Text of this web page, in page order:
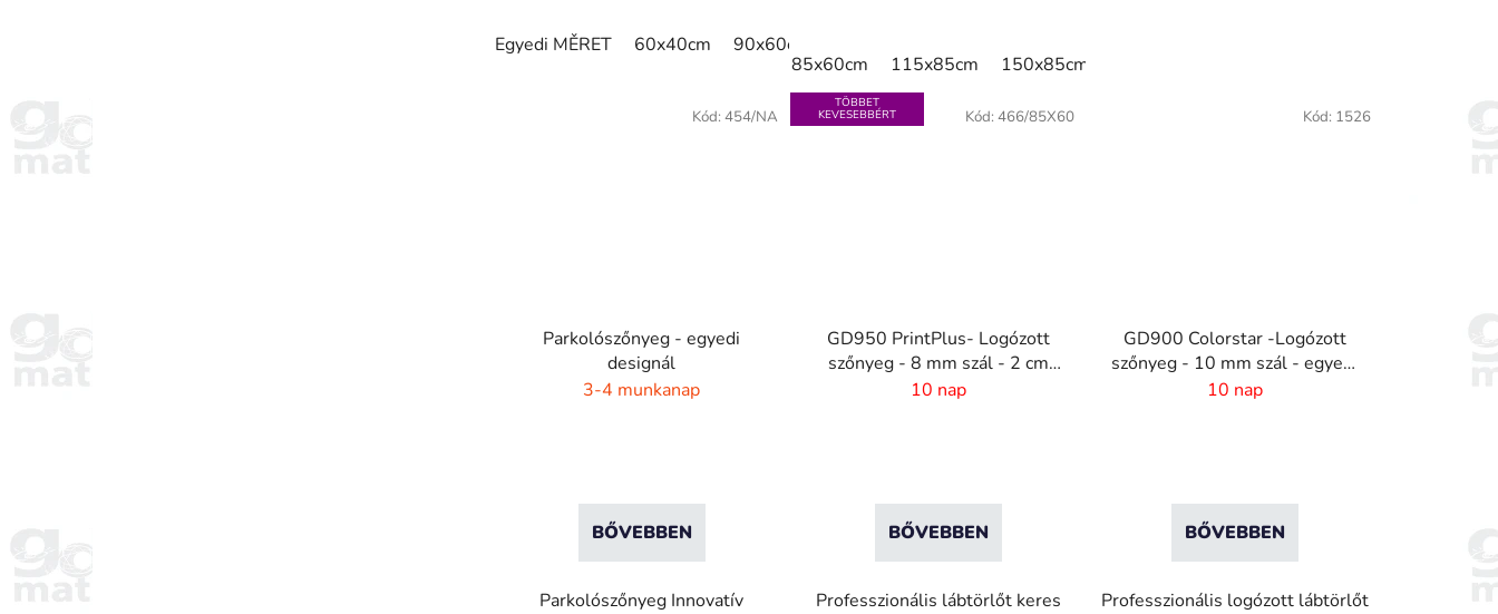
Egyedi MĚRET 60x40cm 90x60cm
85x60cm 115x85cm 150x85cm
Parkolószőnyeg - egyedi
designál
3-4 munkanap
BŐVEBBEN
Parkolószőnyeg Innovatív
Kód: 454/NA
TÖBBET
KEVESEBBÉRT
GD950 PrintPlus- Logózott
szőnyeg - 8 mm szál - 2 cm
gumi széllel
10 nap
BŐVEBBEN
Professzionális lábtörlőt keres
Kód: 466/85X60
GD900 Colorstar -Logózott
szőnyeg - 10 mm szál - egyedi
méret
10 nap
BŐVEBBEN
Professzionális logózott lábtörlőt
Kód: 1526